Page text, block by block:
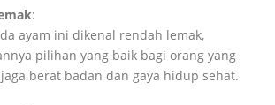
:
ayam ini dikenal rendah lemak,
pilihan yang baik bagi orang yang
berat badan dan gaya hidup sehat.